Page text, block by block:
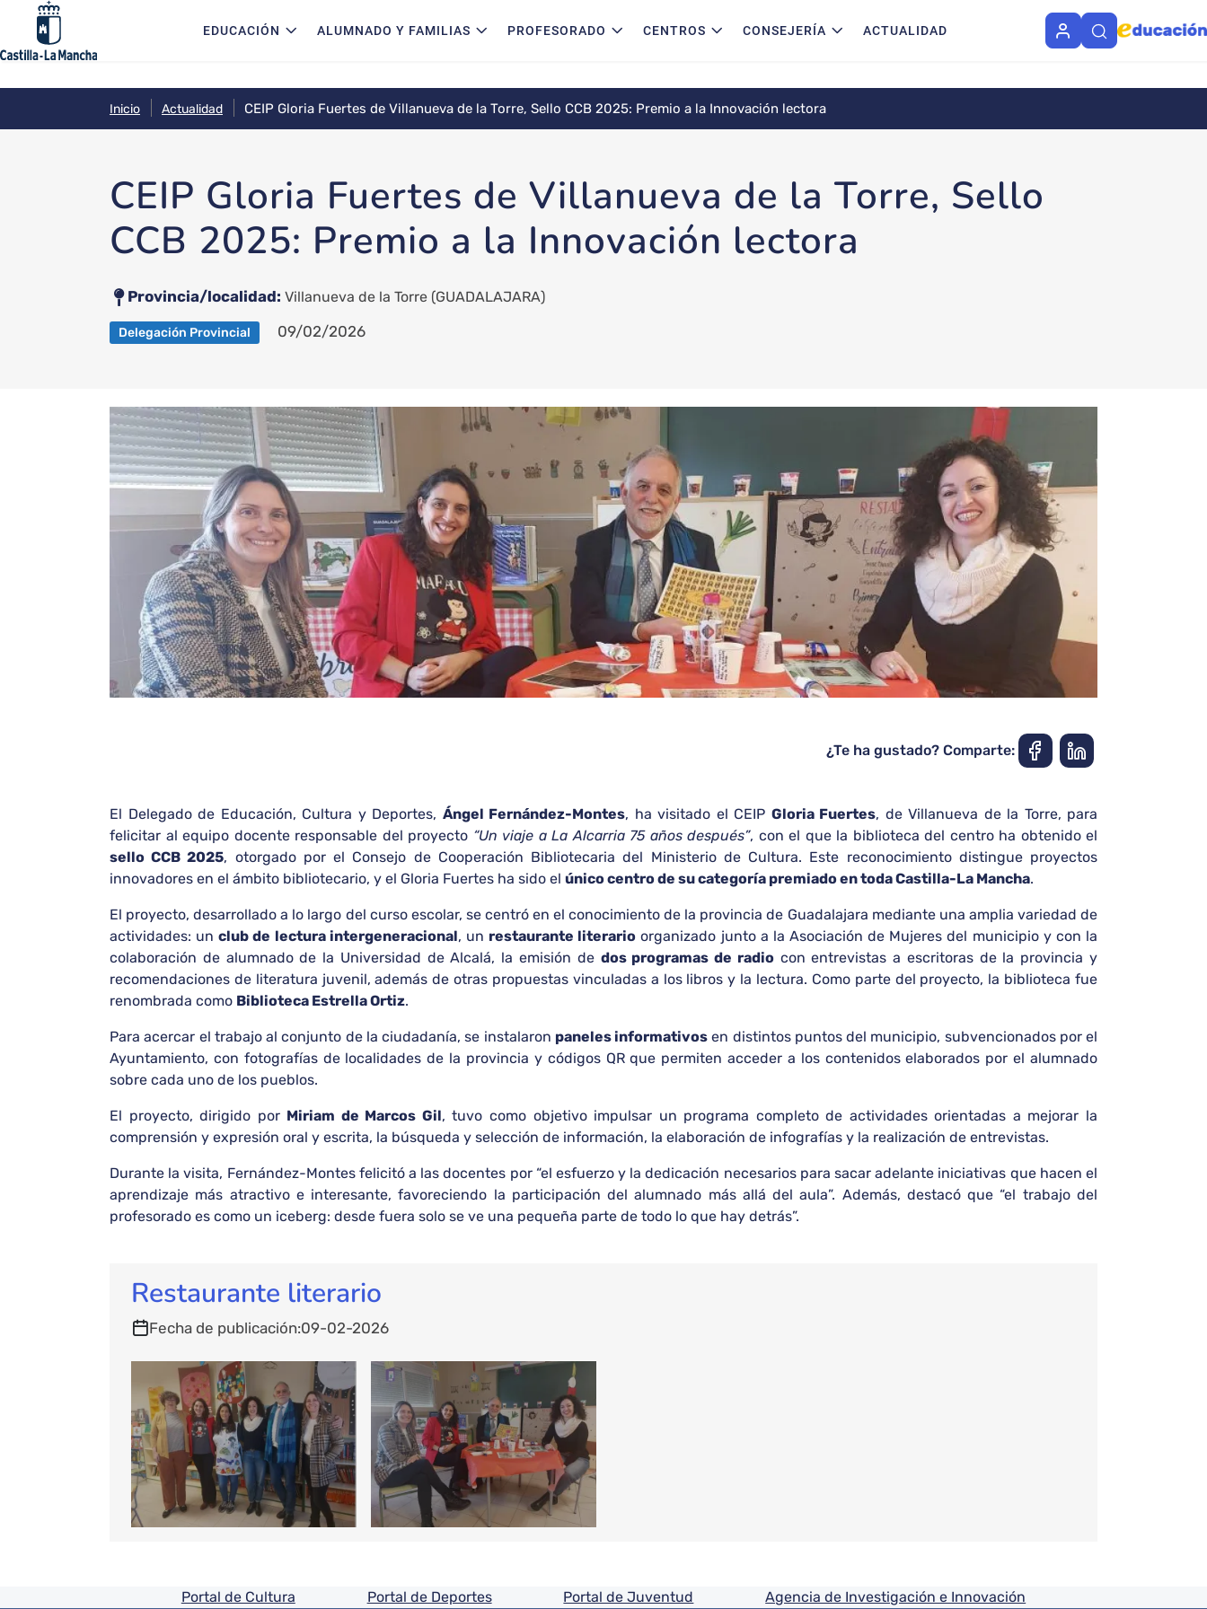
Pasar al contenido principalNavegación principal
EDUCACIÓN ALUMNADO Y FAMILIAS PROFESORADO CENTROS CONSEJERÍA ACTUALIDAD
Inicio Actualidad CEIP Gloria Fuertes de Villanueva de la Torre, Sello CCB 2025: Premio a la Innovación lectora
CEIP Gloria Fuertes de Villanueva de la Torre, Sello
CCB 2025: Premio a la Innovación lectora
Provincia/localidad Villanueva de la Torre (GUADALAJARA)
Delegación Provincial 09/02/2026
¿Te ha gustado? Comparte:
El Delegado de Educación, Cultura y Deportes, Ángel Fernández-Montes, ha visitado el CEIP Gloria Fuertes, de Villanueva de la Torre, para
felicitar al equipo docente responsable del proyecto “Un viaje a La Alcarria 75 años después”, con el que la biblioteca del centro ha obtenido el
sello CCB 2025, otorgado por el Consejo de Cooperación Bibliotecaria del Ministerio de Cultura. Este reconocimiento distingue proyectos
innovadores en el ámbito bibliotecario, y el Gloria Fuertes ha sido el único centro de su categoría premiado en toda Castilla-La Mancha.
El proyecto, desarrollado a lo largo del curso escolar, se centró en el conocimiento de la provincia de Guadalajara mediante una amplia variedad de
actividades: unclub de lectura intergeneracional, un restaurante literario organizado junto a la Asociación de Mujeres del municipio y con la
colaboración de alumnado de la Universidad de Alcalá, la emisión de dos programas de radiocon entrevistas a escritoras de la provincia y
recomendaciones de literatura juvenil, además de otras propuestas vinculadas a los libros y la lectura. Como parte del proyecto, la biblioteca fue
renombrada como Biblioteca Estrella Ortiz.
Para acercar el trabajo al conjunto de la ciudadanía, se instalaron paneles informativos en distintos puntos del municipio, subvencionados por el
Ayuntamiento, con fotografías de localidades de la provincia y códigos QR que permiten acceder a los contenidos elaborados por el alumnado
sobre cada uno de los pueblos.
El proyecto, dirigido por Miriam de Marcos Gil, tuvo como objetivo impulsar un programa completo de actividades orientadas a mejorar la
comprensión y expresión oral y escrita, la búsqueda y selección de información, la elaboración de infografías y la realización de entrevistas.
Durante la visita, Fernández-Montes felicitó a las docentes por “el esfuerzo y la dedicación necesarios para sacar adelante iniciativas que hacen el
aprendizaje más atractivo e interesante, favoreciendo la participación del alumnado más allá del aula”. Además, destacó que “el trabajo del
profesorado es como un iceberg: desde fuera solo se ve una pequeña parte de todo lo que hay detrás”.
Restaurante literario
Fecha de publicación 09-02-2026
Pie de pagina información
Portal de Cultura Portal de Deportes Portal de Juventud Agencia de Investigación e Innovación